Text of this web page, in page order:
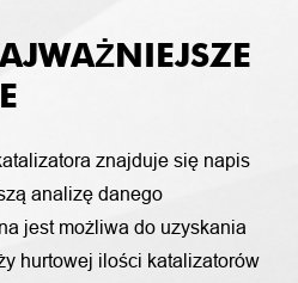
znajduje się napis
analizę danego
jest możliwa do uzyskania
hurtowej ilości katalizatorów